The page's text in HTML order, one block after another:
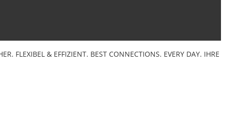
FLEXIBEL & EFFIZIENT. BEST CONNECTIONS. EVERY DAY. IHRE